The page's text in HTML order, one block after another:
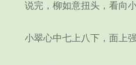
说完，柳如意扭头，看向小
小翠心中七上八下，面上强